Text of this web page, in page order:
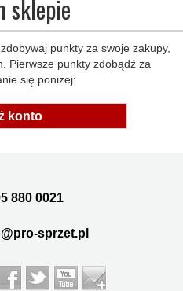
sklepie
punkty za swoje zakupy,
Pierwsze punkty zdobądź za
się poniżej:
konto
880 0021
sprzet.pl